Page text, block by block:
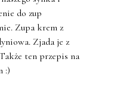
do zup
Zupa krem z
Zjada je z
ten przepis na
:)